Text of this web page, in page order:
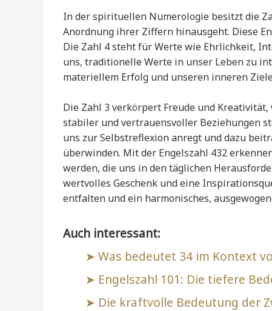
In der spirituellen Numerologie besitzt die
Anordnung ihrer Ziffern hinausgeht. Diese
Die Zahl 4 steht für Werte wie Ehrlichkeit,
uns, traditionelle Werte in unser Leben zu
materiellem Erfolg und unseren inneren
Die Zahl 3 verkörpert Freude und
stabiler und vertrauensvoller Beziehungen
uns zur Selbstreflexion anregt und dazu
überwinden. Mit der Engelszahl 432
werden, die uns in den täglichen
wertvolles Geschenk und eine
entfalten und ein harmonisches,
Auch interessant:
Was bedeutet 34 im Kontext
Engelszahl 101: Die tiefere
Die kraftvolle Bedeutung der